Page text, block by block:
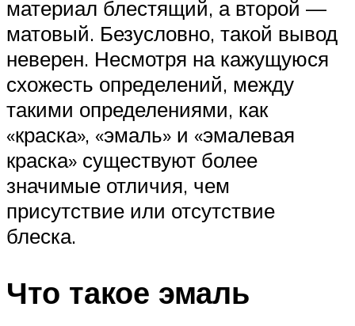
материал блестящий, а второй —
матовый. Безусловно, такой вывод
неверен. Несмотря на кажущуюся
схожесть определений, между
такими определениями, как
«краска», «эмаль» и «эмалевая
краска» существуют более
значимые отличия, чем
присутствие или отсутствие
блеска.
Что такое эмаль